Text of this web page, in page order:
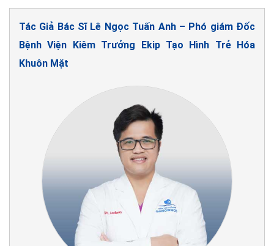
Tác Giả Bác Sĩ Lê Ngọc Tuấn Anh – Phó giám Đốc
Bệnh Viện Kiêm Trưởng Ekip Tạo Hình Trẻ Hóa
Khuôn Mặt